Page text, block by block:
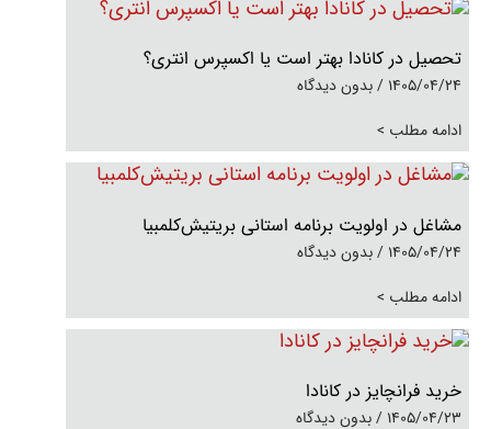
تحصیل در کانادا بهتر است یا اکسپرس انتری؟
1405/04/24
بدون دیدگاه
ادامه مطلب >
مشاغل در اولویت برنامه استانی بریتیش‌کلمبیا
1405/04/24
بدون دیدگاه
ادامه مطلب >
خرید فرانچایز در کانادا
1405/04/23 بدون دیدگاه